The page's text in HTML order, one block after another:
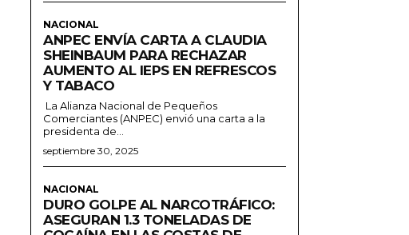
NACIONAL
ANPEC ENVÍA CARTA A CLAUDIA
SHEINBAUM PARA RECHAZAR
AUMENTO AL IEPS EN REFRESCOS
Y TABACO
La Alianza Nacional de Pequeños
Comerciantes (ANPEC) envió una carta a la
presidenta de...
septiembre 30, 2025
NACIONAL
DURO GOLPE AL NARCOTRÁFICO:
ASEGURAN 1.3 TONELADAS DE